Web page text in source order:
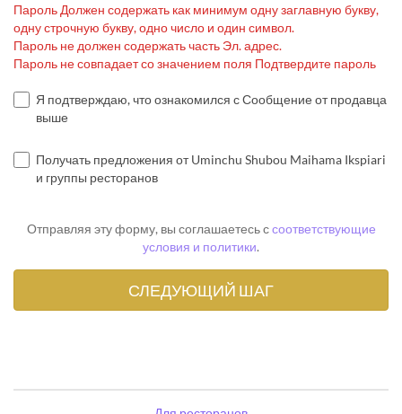
Пароль Должен содержать как минимум одну заглавную букву,
одну строчную букву, одно число и один символ.
Пароль не должен содержать часть Эл. адрес.
Пароль не совпадает со значением поля Подтвердите пароль
Я подтверждаю, что ознакомился с Сообщение от продавца
выше
Получать предложения от Uminchu Shubou Maihama Ikspiari
и группы ресторанов
Отправляя эту форму, вы соглашаетесь ссоответствующие
условия и политики.